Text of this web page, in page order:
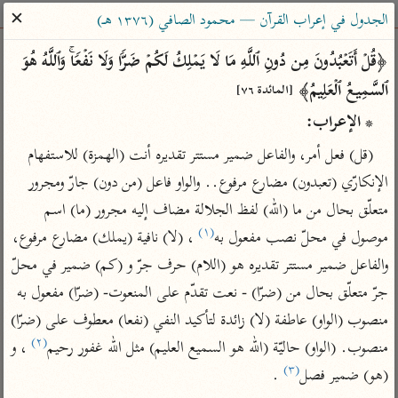
ساهم معنا في نشر القرآن والعلم الشرعي
الباحث القرآني
بحث تفسير
Type 2 or more characters for results.
Type 1 or more
characters for results.
أمّهات
تفسير الطبري
تفسير ابن كثير
تفسير القرطبي
تفسير البغوي
عامّة
فتح البيان للقنوجي
فتح القدير للشوكاني
تفسير ابن جزي
معاصرة
الميسر
المختصر في
التفسير
تفسير السعدي
أيسر التفاسير
الجدول في إعراب القرآن — محمود الصافي (١٣٧٦ هـ)
✕
﴿قُلۡ أَتَعۡبُدُونَ مِن دُونِ ٱللَّهِ مَا لَا یَمۡلِكُ لَكُمۡ ضَرࣰّا وَلَا نَفۡعࣰاۚ وَٱللَّهُ هُوَ
ٱلسَّمِیعُ ٱلۡعَلِیمُ﴾ [المائدة ٧٦]
* الإعراب:
الإنكارّي (تعبدون) مضارع مرفوع.. والواو فاعل (من دون) جارّ ومجرور
موصول في محلّ نصب مفعول به(١)
منصوب. (الواو) حاليّة (الله هو السميع العليم) مثل الله غفور رحيم(٢)
، و
(هو) ضمير فصل(٣)
.